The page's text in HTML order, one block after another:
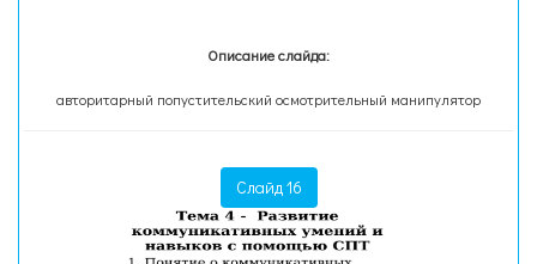
Описание слайда:
авторитарный попустительский осмотрительный манипулятор
Слайд 16